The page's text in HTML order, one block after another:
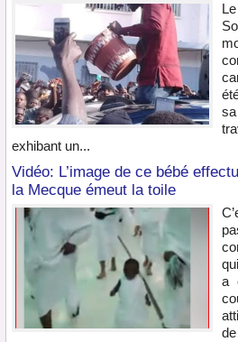
exhibant un...
Vidéo: L’image de ce bébé
la Mecque émeut la toile
a